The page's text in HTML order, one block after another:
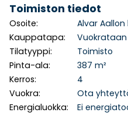
Toimiston tiedot
Osoite:
Alvar Aallon
Kauppatapa:
Vuokrataan
Tilatyyppi:
Toimisto
Pinta-ala:
387 m²
Kerros:
4
Vuokra:
Ota
Energialuokka:
Ei